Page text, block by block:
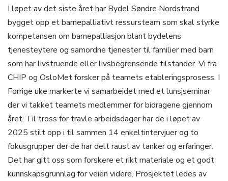
I løpet av det siste året har Bydel Søndre Nordstrand
bygget opp et barnepalliativt ressursteam som skal styrke
kompetansen om barnepalliasjon blant bydelens
tjenesteytere og samordne tjenester til familier med barn
som har livstruende eller livsbegrensende tilstander. Vi fra
CHIP og OsloMet forsker på teamets etableringsprosess. I
Forrige uke markerte vi samarbeidet med et lunsjseminar
der vi takket teamets medlemmer for bidragene gjennom
året. Til tross for travle arbeidsdager har de i løpet av
2025 stilt opp i til sammen 14 enkeltintervjuer og to
fokusgrupper der de har delt raust av tanker og erfaringer.
Det har gitt oss som forskere et rikt materiale og et godt
kunnskapsgrunnlag for veien videre. Prosjektet ledes av